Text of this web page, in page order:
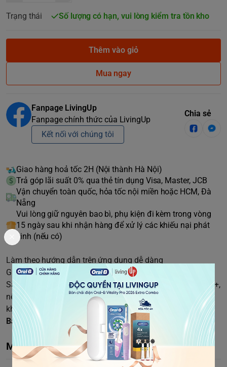
Trạng thái Số lượng có hạn, vui lòng kiểm tra tồn kho
Thêm vào giỏ
Mua ngay
Fanpage LivingUp
Fanpage chính thức của LivingUp
Kết nối với chúng tôi
Chia sẻ
Giao hàng hoả tốc 2H (Nội thành Hà Nội)
Trả góp lãi suất 0% qua thẻ tín dụng Visa, Master, JCB
Vận chuyển toàn quốc, hỏa tốc nội miền hoặc HCM, Đà
Nẵng
Vui lòng giữ nguyên bao bì, phụ kiện đi kèm trong vòng
15 ngày sau khi nhận hàng để xử lý các khiếu nại phát
sinh (nếu có)
Làm theo hướng dẫn trên ứng dụng dễ dàng
Giúp phát triển thói quen đánh răng của trẻ
Sản phẩm đi kèm với 04 đầu bàn chải tròn nhỏ cho bé từ 3+,
nếu quý khách cần đầu bàn chải cho bé 7+ có thể tham
khảo dòng sản phẩm
Bảo hành 24 tháng, 1 đổi 1 15 ngày
Mô tả chi tiết